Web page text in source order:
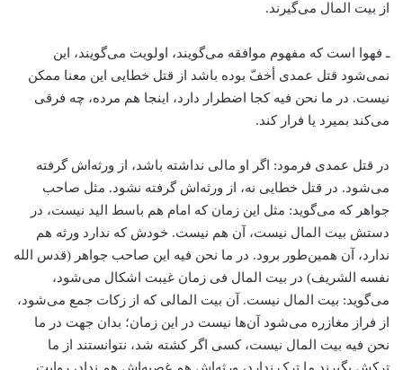
از بیت المال می‌گیرند.
ـ فهوا است که مفهوم موافقه می‌گویند، اولویت می‌گویند، این
نمی‌شود قتل عمدی أخفّ بوده باشد از قتل خطایی این معنا ممکن
نیست. در ما نحن فیه کجا اضطرار دارد، اینجا هم مرده، چه فرقی
می‌کند بمیرد یا فرار کند.
در قتل عمدی فرمود: اگر او مالی نداشته باشد، از ورثه‌اش گرفته
می‌شود. در قتل خطایی نه، از ورثه‌اش گرفته نشود. مثل صاحب
جواهر که می‌گوید: مثل این زمان که امام هم باسط الید نیست، در
دستش بیت المال نیست، آن هم نیست. خودش که ندارد ورثه هم
ندارد، آن همین‌طور برود. در ما نحن فیه این صاحب جواهر (قدس الله
نفسه الشریف) در بیت المال فی زمان غیبت اشکال می‌شود،
می‌گوید: بیت المال نیست. آن بیت المالی که از زکات جمع می‌شود،
از فراز مغازره می‌شود آن‌ها نیست در این زمان؛ بدان جهت در ما
نحن فیه بیت المال نیست، کسی اگر کشته شد، نتوانستند از ما